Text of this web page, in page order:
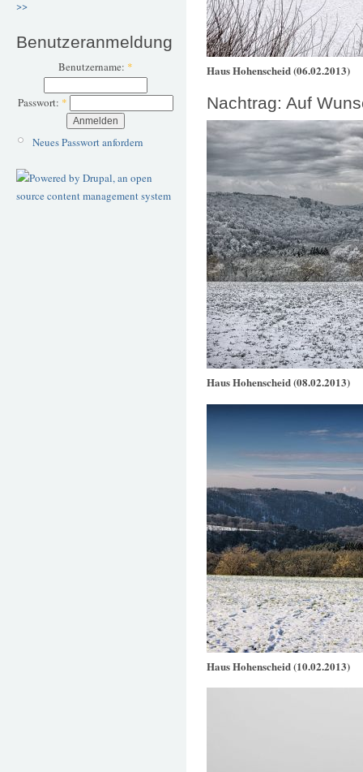
>>
Benutzeranmeldung
Benutzername: *
Passwort: *
Neues Passwort anfordern
Haus Hohenscheid (06.02.2013)
Nachtrag: Auf
Haus Hohenscheid (08.02.2013)
Haus Hohenscheid (10.02.2013)